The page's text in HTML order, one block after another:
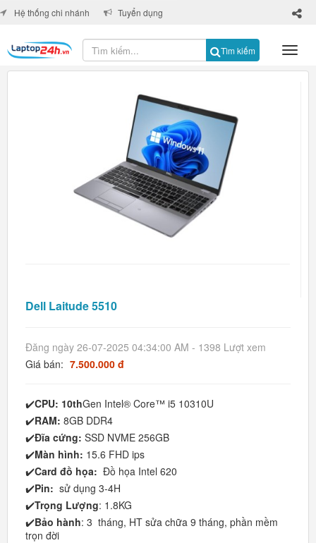
Tìm kiếm
×
Hệ thống chi nhánh Tuyển dụng
Dell Laitude 5510
Đăng ngày 26-07-2025 04:34:00 AM - 1398 Lượt xem
Giá bán: 7.500.000 đ
✔️CPU: 10thGen Intel® Core™ i5 10310U
✔️RAM: 8GB DDR4
✔️Đĩa cứng: SSD NVME 256GB
✔️Màn hình: 15.6 FHD ips
✔️Card đồ họa: Đồ họa Intel 620
✔️Pin: sử dụng 3-4H
✔️Trọng Lượng: 1.8KG
✔️Bảo hành: 3 tháng, HT sửa chữa 9 tháng, phần mềm
trọn đời